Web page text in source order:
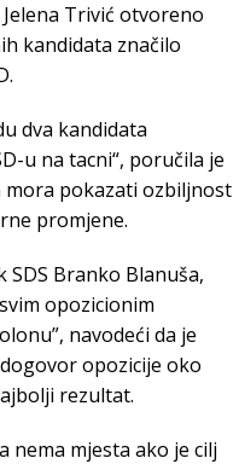
Trivić otvoreno
kandidata značilo
dva kandidata
u na tacni“, poručila je
mora pokazati ozbiljnost
promjene.
SDS Branko Blanuša,
opozicionim
navodeći da je
opozicije oko
rezultat.
nema mjesta ako je cilj